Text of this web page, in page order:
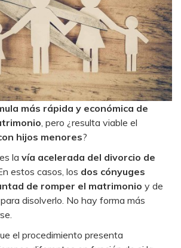
más rápida y económica de
, pero ¿resulta viable el
hijos menores?
la vía acelerada del divorcio de
estos casos, los dos cónyuges
de romper el matrimonio y de
disolverlo. No hay forma más
el procedimiento presenta